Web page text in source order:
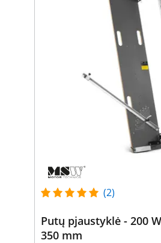
(2)
Putų pjaustyklė - 200
350 mm